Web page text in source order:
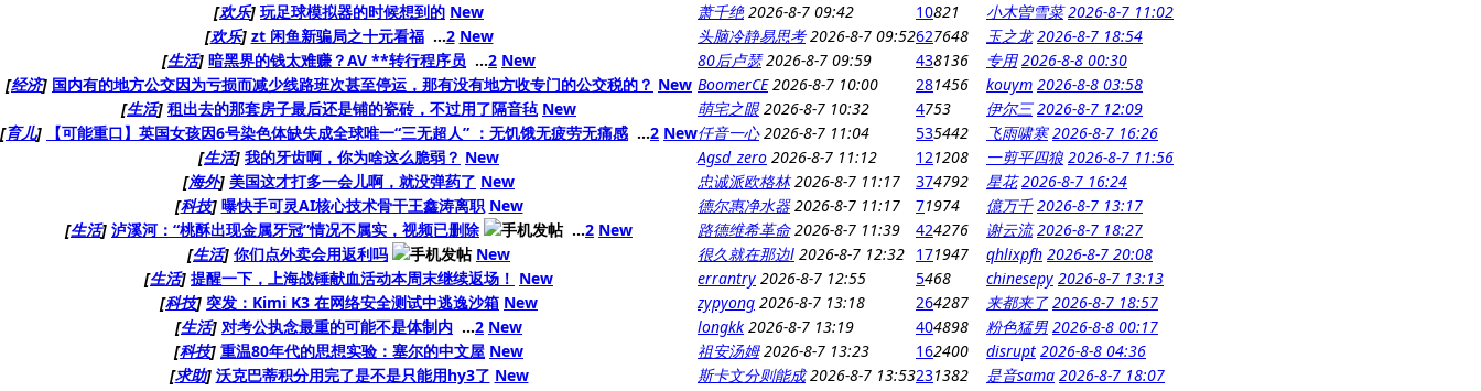
[欢乐] 玩足球模拟器的时候想到的 New 萧千绝 2026-8-7 09:42 10821 小木曽雪菜 2026-8-7 11:02
[欢乐] zt 闲鱼新骗局之十元看福 ...2 New 头脑冷静易思考 2026-8-7 09:52627648 玉之龙 2026-8-7 18:54
[生活] 暗黑界的钱太难赚？AV **转行程序员 ...2 New 80后卢瑟 2026-8-7 09:59 438136 专用 2026-8-8 00:30
[经济] 国内有的地方公交因为亏损而减少线路班次甚至停运，那有没有地方收专门的公交税的？ New BoomerCE 2026-8-7 10:00 281456 kouym 2026-8-8 03:58
[生活] 租出去的那套房子最后还是铺的瓷砖，不过用了隔音毡 New 萌宅之眼 2026-8-7 10:32 4753 伊尔三 2026-8-7 12:09
[育儿] 【可能重口】英国女孩因6号染色体缺失成全球唯一“三无超人” ：无饥饿无疲劳无痛感 ...2 New仟音一心 2026-8-7 11:04 535442 飞雨啸寒 2026-8-7 16:26
[生活] 我的牙齿啊，你为啥这么脆弱？ New Agsd_zero 2026-8-7 11:12 121208 一剪平四狼 2026-8-7 11:56
[海外] 美国这才打多一会儿啊，就没弹药了 New 忠诚派欧格林 2026-8-7 11:17 374792 星花 2026-8-7 16:24
[科技] 曝快手可灵AI核心技术骨干王鑫涛离职 New 德尔惠净水器 2026-8-7 11:17 71974 億万千 2026-8-7 13:17
[生活] 泸溪河：“桃酥出现金属牙冠”情况不属实，视频已删除 ...2 New 路德维希革命 2026-8-7 11:39 424276 谢云流 2026-8-7 18:27
[生活] 你们点外卖会用返利吗 New 很久就在那边l 2026-8-7 12:32 171947 qhlixpfh 2026-8-7 20:08
[生活] 提醒一下，上海战锤献血活动本周末继续返场！ New errantry 2026-8-7 12:55 5468 chinesepy 2026-8-7 13:13
[科技] 突发：Kimi K3 在网络安全测试中逃逸沙箱 New zypyong 2026-8-7 13:18 264287 来都来了 2026-8-7 18:57
[生活] 对考公执念最重的可能不是体制内 ...2 New longkk 2026-8-7 13:19 404898 粉色猛男 2026-8-8 00:17
[科技] 重温80年代的思想实验：塞尔的中文屋 New 祖安汤姆 2026-8-7 13:23 162400 disrupt 2026-8-8 04:36
[求助] 沃克巴蒂积分用完了是不是只能用hy3了 New 斯卡文分则能成 2026-8-7 13:53231382 是音sama 2026-8-7 18:07